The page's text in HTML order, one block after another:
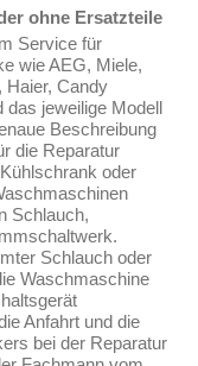
ohne Ersatzteile
Service für
wie AEG, Miele,
Haier, Candy
das jeweilige Modell
Beschreibung
die Reparatur
oder
Schlauch,
Schlauch oder
Waschmaschine
Anfahrt und die
bei der Reparatur